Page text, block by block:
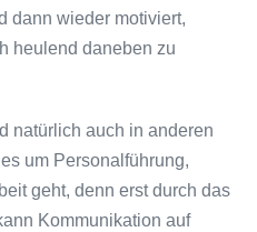
dann wieder motiviert,
heulend daneben zu
natürlich auch in anderen
um Personalführung,
geht, denn erst durch das
Kommunikation auf